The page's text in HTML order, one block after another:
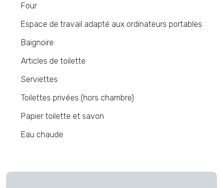
Four
Espace de travail adapté aux ordinateurs portables
Baignoire
Articles de toilette
Serviettes
Toilettes privées (hors chambre)
Papier toilette et savon
Eau chaude